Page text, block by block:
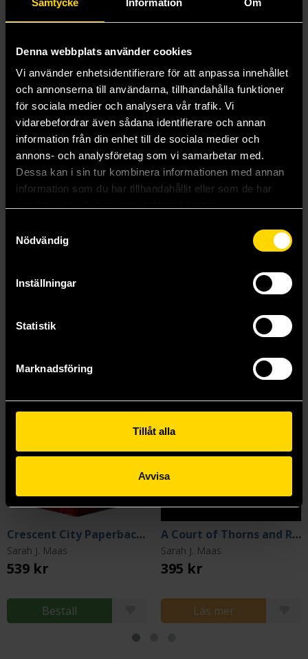
Denna webbplats använder cookies
Vi använder enhetsidentifierare för att anpassa innehållet
och annonserna till användarna, tillhandahålla funktioner
för sociala medier och analysera vår trafik. Vi
vidarebefordrar även sådana identifierare och annan
information från din enhet till de sociala medier och
annons- och analysföretag som vi samarbetar med.
Dessa kan i sin tur kombinera informationen med annan
information som du har tillhandahållit eller som de har
Nödvändig
Inställningar
Statistik
Marknadsföring
Tillåt alla
Avvisa
House of Earth and Blood - svensk utgåva
299 kr
Beställ
299 kr
Beställ
Crescent City Paperback Box Set
Sarah J. Maas
539 kr
Beställ
A Court of Thorns and Roses 6
Sarah J. Maas
395 kr
Läs mer